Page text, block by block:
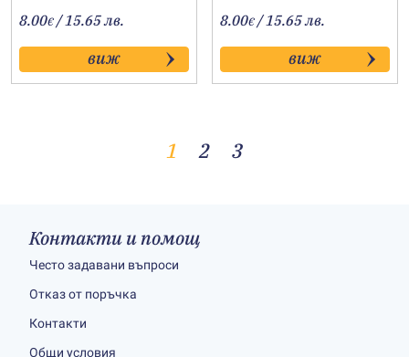
8.00€ / 15.65 лв.
виж
8.00€ / 15.65 лв.
виж
1 2 3
Контакти и помощ
Често задавани въпроси
Отказ от поръчка
Контакти
Общи условия